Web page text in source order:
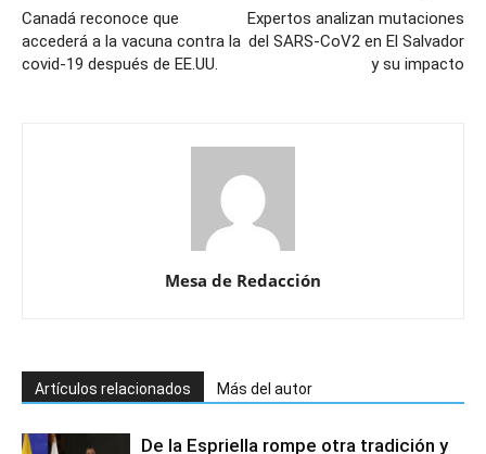
Canadá reconoce que
accederá a la vacuna contra la
covid-19 después de EE.UU.
Expertos analizan mutaciones
del SARS-CoV2 en El Salvador
y su impacto
Mesa de Redacción
Artículos relacionados Más del autor
De la Espriella rompe otra tradición y